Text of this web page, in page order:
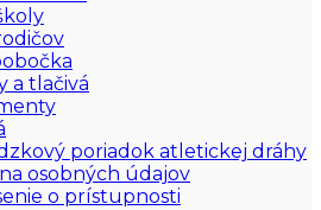
a tlačivá
poriadok atletickej dráhy
osobných údajov
o prístupnosti